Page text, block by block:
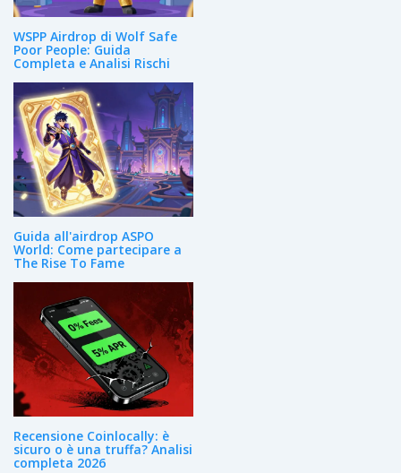
WSPP Airdrop di Wolf Safe
Poor People: Guida
Completa e Analisi Rischi
Guida all'airdrop ASPO
World: Come partecipare a
The Rise To Fame
Recensione Coinlocally: è
sicuro o è una truffa? Analisi
completa 2026